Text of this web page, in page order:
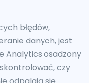
błędów,
danych, jest
Analytics osadzony
czy